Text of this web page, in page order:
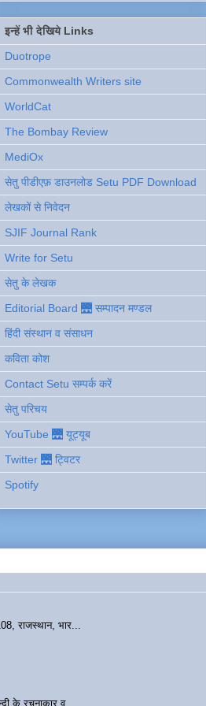
इन्हें भी देखिये Links
Duotrope
Commonwealth Writers site
WorldCat
The Bombay Review
MediOx
सेतु पीडीएफ़ डाउनलोड Setu PDF Download
लेखकों से निवेदन
SJIF Journal Rank
Write for Setu
सेतु के लेखक
Editorial Board 🌉 सम्पादन मण्डल
हिंदी संस्थान व संसाधन
कविता कोश
Contact Setu सम्पर्क करें
सेतु परिचय
YouTube 🌉 यूट्यूब
Twitter 🌉 ट्विटर
Spotify
राजस्थान, भार...
रचनाकार व...